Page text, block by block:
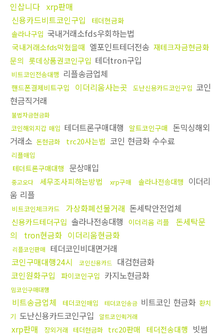
인삽니다 xrp판매
신용카드비트코인구입
테더현금화
솔라나구입 국내거래소fds우회하는법
국내거래소fds막혔을때 엘포인트테더전송 재테크자금현금화
문의 롯데상품권코인구입 테더tron구입
비트코인전송대행 리플송금업체
핸드폰결제비트구입 이더리움사는곳 도난신용카드코인구입 코인
현금직거래
불법자금현금화
코인해외지갑 매입 테더트론구매대행 알트코인구매 돈믹싱해외
거래소 돈현금화 trc20사는법 코인 현금화 수수료
리플매입
테더트론구매대행 문상매입
중고오다 세무조사피하는방법 xrp구매 솔라나전송대행 이더리
움 리플
비트코인체크카드 가상화폐선물거래 돈세탁안전업체
신용카드테더구입 솔라나전송대행 이더리움 리플
돈세탁문
의
tron현금화 이더리움현금화
리플코인판매
테더코인비대면거래
코인구매대행24시
코인신용카드
대검현금화
코인원화구입
파이코인구입 카지노현금화
밈코인구매대행
비트송금업체 테더코인매입 테더코인송금 비트코인 현금화 환치
기 도난신용카드코인구입 알트코인퀵거래
xrp판매 장외거래 테더현금화 trc20판매 테더전송대행 빗썸